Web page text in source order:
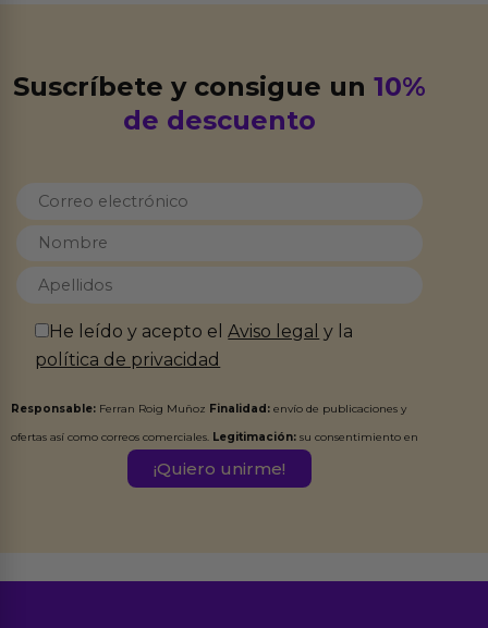
Suscríbete y consigue un10%
de descuento
He leído y acepto elAviso legal y la
política de privacidad
Responsable: Ferran Roig Muñoz Finalidad: envío de publicaciones y
ofertas así como correos comerciales. Legitimación: su consentimiento en
Destinatarios:Ferran Roig Muñoz. Podrás ejercer tus